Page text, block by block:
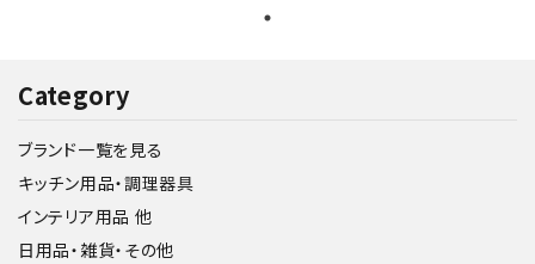
Category
ブランド一覧を見る
キッチン用品・調理器具
インテリア用品 他
日用品・雑貨・その他